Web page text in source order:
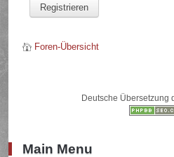
Registrieren
Foren-Übersicht
Deutsche Übersetzung
Main Menu